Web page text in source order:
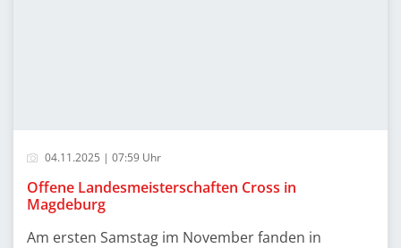
04.11.2025 | 07:59 Uhr
Offene Landesmeisterschaften Cross in
Magdeburg
Am ersten Samstag im November fanden in